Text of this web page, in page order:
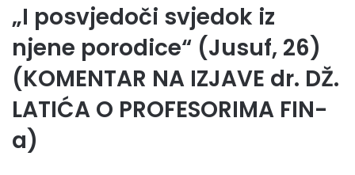
„I posvjedoči svjedok iz
njene porodice“ (Jusuf, 26)
(KOMENTAR NA IZJAVE dr. DŽ.
LATIĆA O PROFESORIMA FIN-
a)